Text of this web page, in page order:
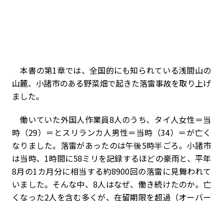
本書の第1章では、全国的にも知られている浅間山の
山麓、小諸市のある野菜畑で起きた落雷事故を取り上げ
ました。
働いていた外国人作業員8人のうち、タイ人女性＝当
時（29）＝とスリランカ人男性＝当時（34）＝が亡く
なりました。落雷があったのは午後5時半ごろ。小諸市
は当時、1時間に58ミリを記録するほどの豪雨と、平年
8月の1カ月分に相当する約8900回の落雷に見舞われて
いました。そんな中、8人はなぜ、働き続けたのか。亡
くなった2人を含む多くが、在留期限を超過（オーバー